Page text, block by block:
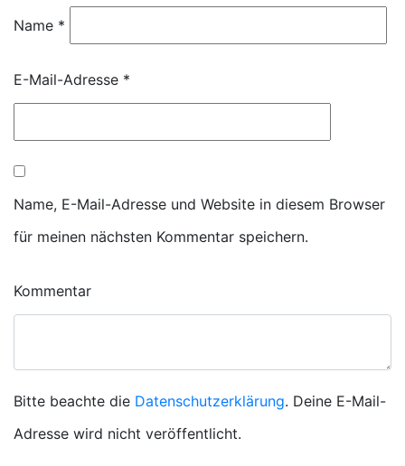
Name *
E-Mail-Adresse *
Name, E-Mail-Adresse und Website in diesem Browser
für meinen nächsten Kommentar speichern.
Kommentar
Bitte beachte die Datenschutzerklärung. Deine E-Mail-
Adresse wird nicht veröffentlicht.